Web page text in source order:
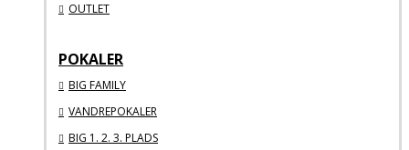
OUTLET
POKALER
BIG FAMILY
VANDREPOKALER
BIG 1. 2. 3. PLADS